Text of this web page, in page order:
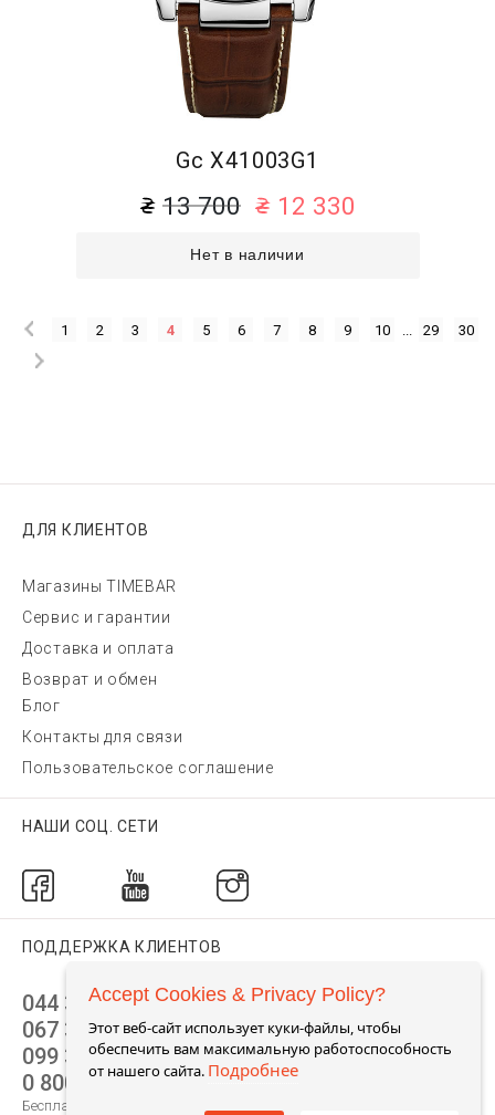
Gc X41003G1
13 700 12 330
Нет в наличии
1 2 3 4 5 6 7 8 9 10 29 30
ДЛЯ КЛИЕНТОВ
Магазины TIMEBAR
Сервис и гарантии
Доставка и оплата
Возврат и обмен
Блог
Контакты для связи
Пользовательское соглашение
НАШИ СОЦ. СЕТИ
ПОДДЕРЖКА КЛИЕНТОВ
044 392 44 45
067 344 14 44 (viber)
099 399 23 80
0 800 305 805
Бесплатно по Украине
Accept Cookies & Privacy Policy?
Этот веб-сайт использует куки-файлы, чтобы
обеспечить вам максимальную работоспособность
от нашего сайта. Подробнее